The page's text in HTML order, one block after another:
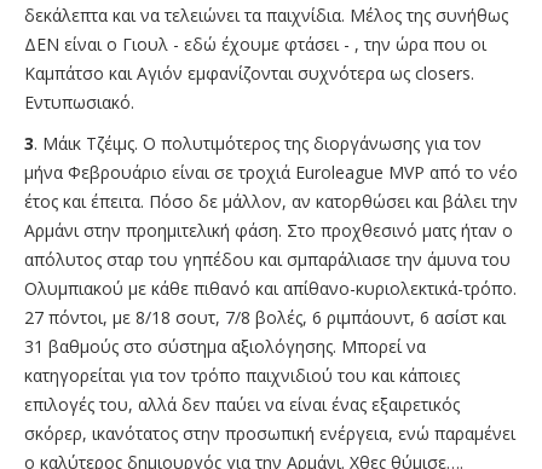
δεκάλεπτα και να τελειώνει τα παιχνίδια. Μέλος της συνήθως
ΔΕΝ είναι ο Γιουλ - εδώ έχουμε φτάσει - , την ώρα που οι
Καμπάτσο και Αγιόν εμφανίζονται συχνότερα ως closers.
Εντυπωσιακό.
3. Μάικ Τζέιμς. O πολυτιμότερος της διοργάνωσης για τον
μήνα Φεβρουάριο είναι σε τροχιά Euroleague MVP από το νέο
έτος και έπειτα. Πόσο δε μάλλον, αν κατορθώσει και βάλει την
Αρμάνι στην προημιτελική φάση. Στο προχθεσινό ματς ήταν ο
απόλυτος σταρ του γηπέδου και σμπαράλιασε την άμυνα του
Ολυμπιακού με κάθε πιθανό και απίθανο-κυριολεκτικά-τρόπο.
27 πόντοι, με 8/18 σουτ, 7/8 βολές, 6 ριμπάουντ, 6 ασίστ και
31 βαθμούς στο σύστημα αξιολόγησης. Μπορεί να
κατηγορείται για τον τρόπο παιχνιδιού του και κάποιες
επιλογές του, αλλά δεν παύει να είναι ένας εξαιρετικός
σκόρερ, ικανότατος στην προσωπική ενέργεια, ενώ παραμένει
ο καλύτερος δημιουργός για την Αρμάνι. Χθες θύμισε….